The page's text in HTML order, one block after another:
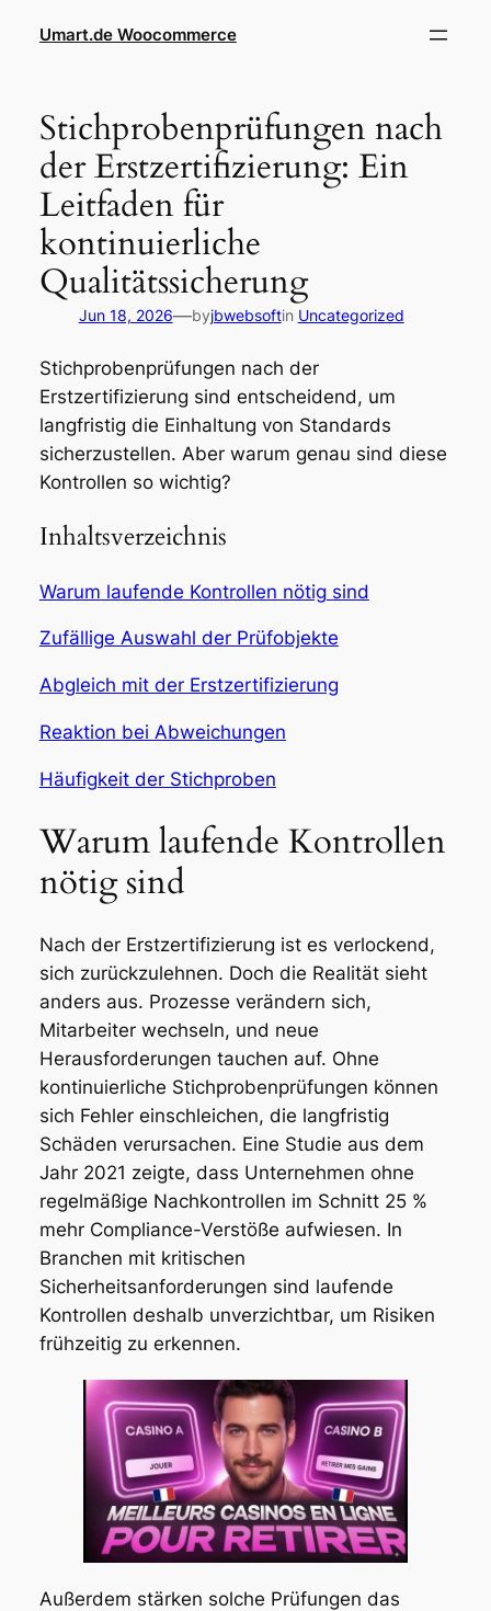
Umart.de Woocommerce
Stichprobenprüfungen nach
der Erstzertifizierung: Ein
Leitfaden für
kontinuierliche
Qualitätssicherung
Jun 18, 2026—byjbwebsoftin Uncategorized
Stichprobenprüfungen nach der
Erstzertifizierung sind entscheidend, um
langfristig die Einhaltung von Standards
sicherzustellen. Aber warum genau sind diese
Kontrollen so wichtig?
Inhaltsverzeichnis
Warum laufende Kontrollen nötig sind
Zufällige Auswahl der Prüfobjekte
Abgleich mit der Erstzertifizierung
Reaktion bei Abweichungen
Häufigkeit der Stichproben
Warum laufende Kontrollen
nötig sind
Nach der Erstzertifizierung ist es verlockend,
sich zurückzulehnen. Doch die Realität sieht
anders aus. Prozesse verändern sich,
Mitarbeiter wechseln, und neue
Herausforderungen tauchen auf. Ohne
kontinuierliche Stichprobenprüfungen können
sich Fehler einschleichen, die langfristig
Schäden verursachen. Eine Studie aus dem
Jahr 2021 zeigte, dass Unternehmen ohne
regelmäßige Nachkontrollen im Schnitt 25 %
mehr Compliance-Verstöße aufwiesen. In
Branchen mit kritischen
Sicherheitsanforderungen sind laufende
Kontrollen deshalb unverzichtbar, um Risiken
frühzeitig zu erkennen.
Außerdem stärken solche Prüfungen das